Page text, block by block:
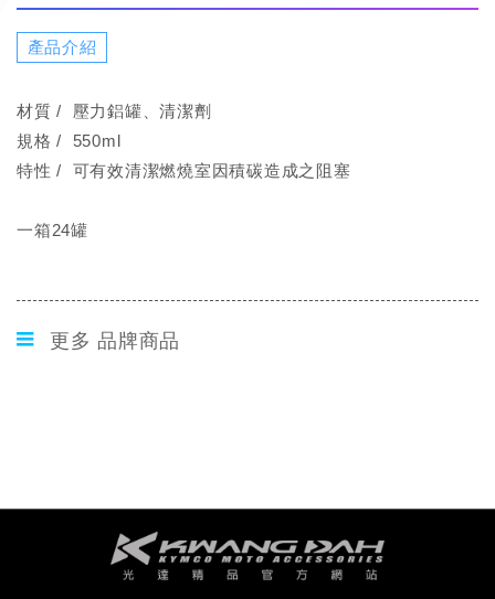
產品介紹
材質 / 壓力鋁罐、清潔劑
規格 / 550ml
特性 / 可有效清潔燃燒室因積碳造成之阻塞
一箱24罐
更多 品牌商品